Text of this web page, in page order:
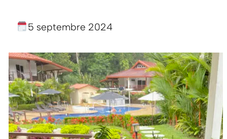
5 septembre 2024